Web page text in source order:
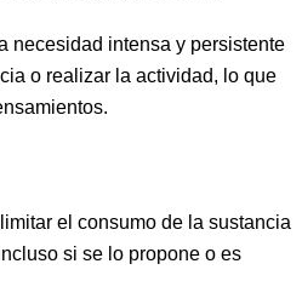
necesidad intensa y persistente
o realizar la actividad, lo que
el consumo de la sustancia
si se lo propone o es